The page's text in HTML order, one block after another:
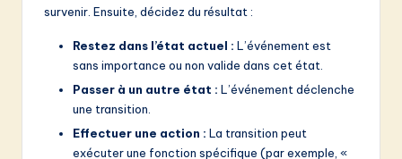
survenir. Ensuite, décidez du résultat :
Restez dans l’état actuel : L’événement est
sans importance ou non valide dans cet état.
Passer à un autre état : L’événement déclenche
une transition.
Effectuer une action : La transition peut
exécuter une fonction spécifique (par exemple, «